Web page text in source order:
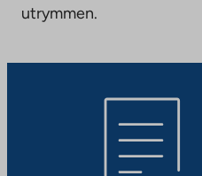
utrymmen.